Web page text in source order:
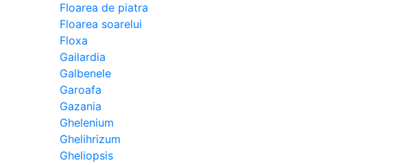
Floarea de piatra
Floarea soarelui
Floxa
Gailardia
Galbenele
Garoafa
Gazania
Ghelenium
Ghelihrizum
Gheliopsis